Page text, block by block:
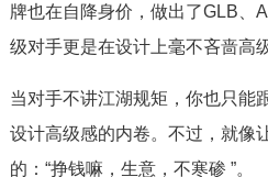
牌也在自降身价，做出了GLB、
级对手更是在设计上毫不吝啬高
当对手不讲江湖规矩，你也只能
设计高级感的内卷。不过，就像
的：“挣钱嘛，生意，不寒碜 ”。